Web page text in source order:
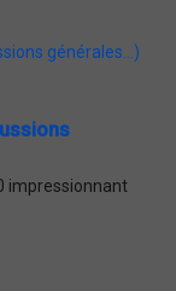
générales...)
impressionnant